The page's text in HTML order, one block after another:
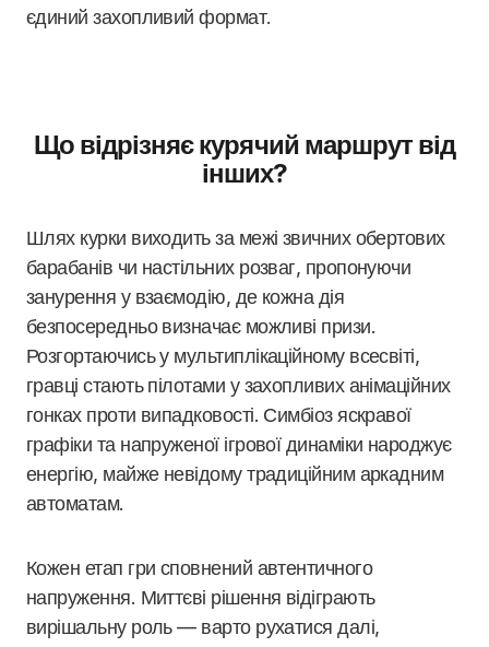
єдиний захопливий формат.
Що відрізняє курячий маршрут від
інших?
Шлях курки виходить за межі звичних обертових
барабанів чи настільних розваг, пропонуючи
занурення у взаємодію, де кожна дія
безпосередньо визначає можливі призи.
Розгортаючись у мультиплікаційному всесвіті,
гравці стають пілотами у захопливих анімаційних
гонках проти випадковості. Симбіоз яскравої
графіки та напруженої ігрової динаміки народжує
енергію, майже невідому традиційним аркадним
автоматам.
Кожен етап гри сповнений автентичного
напруження. Миттєві рішення відіграють
вирішальну роль — варто рухатися далі,